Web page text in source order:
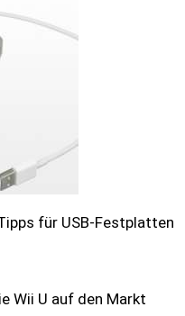
für USB-Festplatten
Wii U auf den Markt